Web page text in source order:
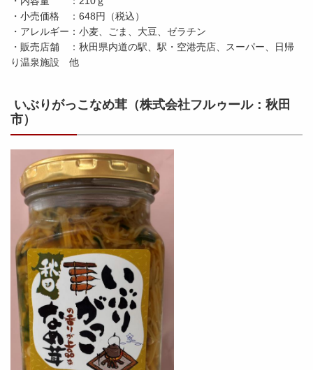
・小売価格 ：648円（税込）
・アレルギー：小麦、ごま、大豆、ゼラチン
・販売店舗 ：秋田県内道の駅、駅・空港売店、スーパー、日帰
り温泉施設 他
いぶりがっこなめ茸（株式会社フルゥール：秋田
市）